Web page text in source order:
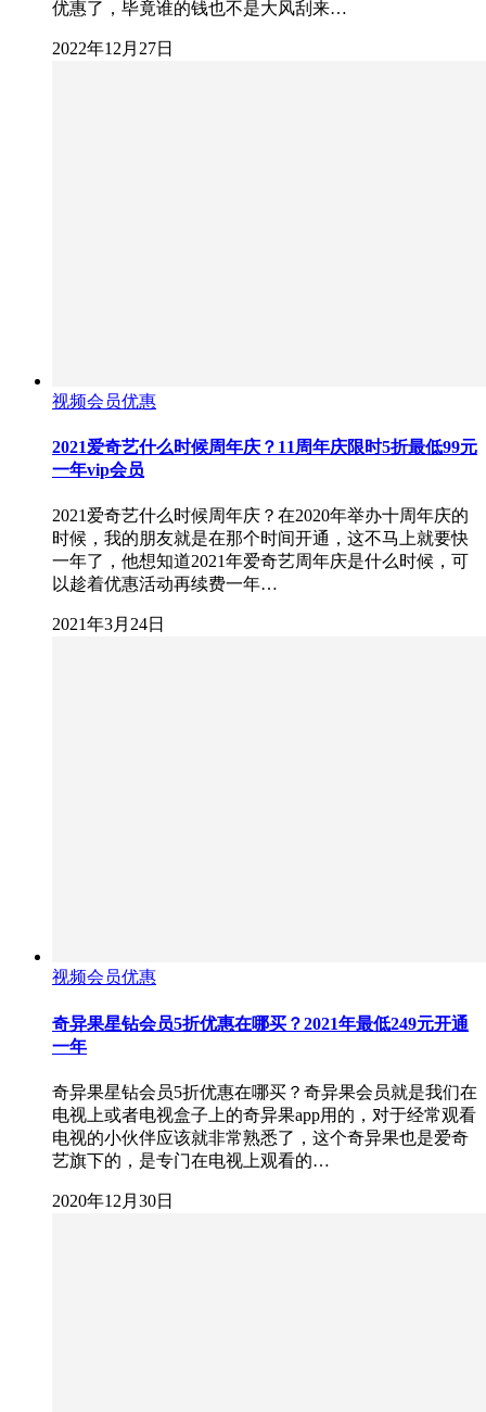
优惠了，毕竟谁的钱也不是大风刮来…
2022年12月27日
视频会员优惠
2021爱奇艺什么时候周年庆？11周年庆限时5折最低99元
一年vip会员
2021爱奇艺什么时候周年庆？在2020年举办十周年庆的
时候，我的朋友就是在那个时间开通，这不马上就要快
一年了，他想知道2021年爱奇艺周年庆是什么时候，可
以趁着优惠活动再续费一年…
2021年3月24日
视频会员优惠
奇异果星钻会员5折优惠在哪买？2021年最低249元开通
一年
奇异果星钻会员5折优惠在哪买？奇异果会员就是我们在
电视上或者电视盒子上的奇异果app用的，对于经常观看
电视的小伙伴应该就非常熟悉了，这个奇异果也是爱奇
艺旗下的，是专门在电视上观看的…
2020年12月30日